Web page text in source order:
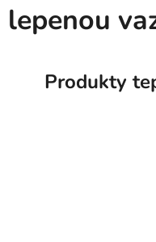
lepenou
Produkty